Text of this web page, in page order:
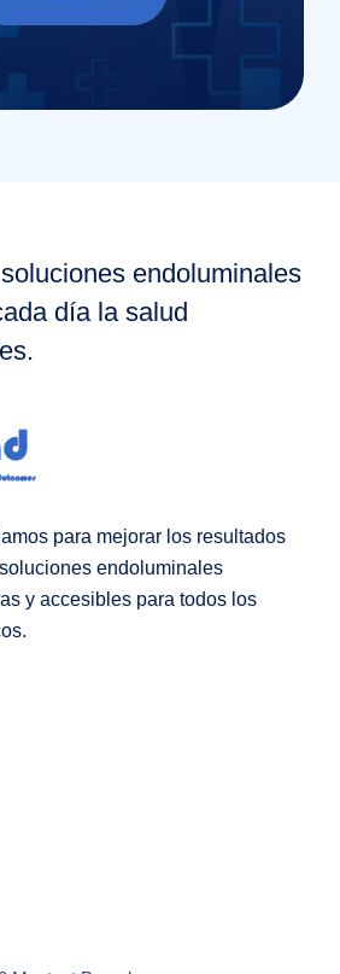
endoluminales
día la salud
para mejorar los resultados
endoluminales
y accesibles para todos los